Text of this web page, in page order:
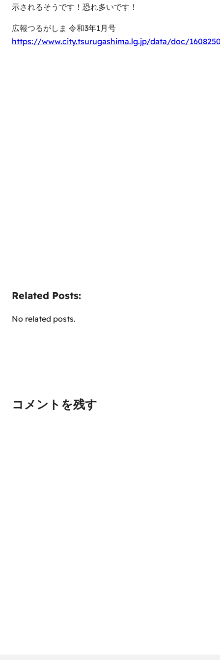
示されるそうです！恐れ多いです！
広報つるがしま 令和3年1月号
https://www.city.tsurugashima.lg.jp/data/doc/
Related Posts:
No related posts.
コメントを残す